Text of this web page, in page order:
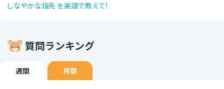
しなやかな指先 を英語で教えて!
質問ランキング
週間 月間